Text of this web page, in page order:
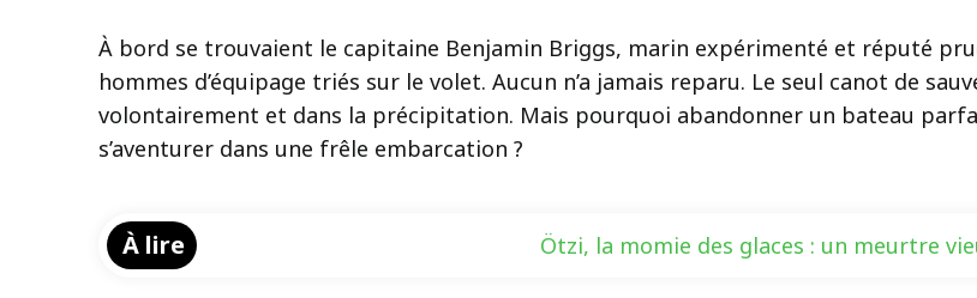
À bord se trouvaient le capitaine Benjamin Briggs, marin expérimenté et réputé
hommes d’équipage triés sur le volet. Aucun n’a jamais reparu. Le seul canot de
volontairement et dans la précipitation. Mais pourquoi abandonner un bateau
s’aventurer dans une frêle embarcation ?
À lire Ötzi, la momie des glaces : un meurtre